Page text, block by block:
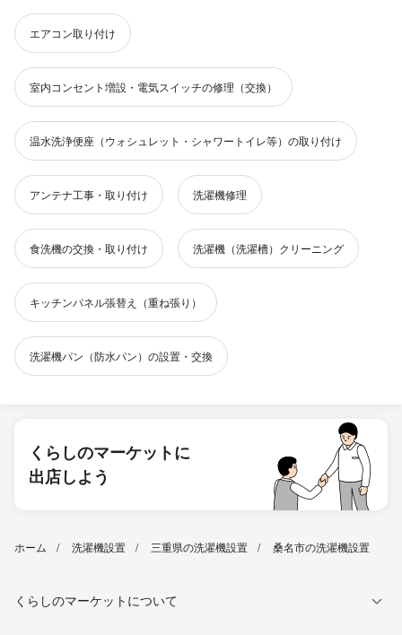
エアコン取り付け
室内コンセント増設・電気スイッチの修理（交換）
温水洗浄便座（ウォシュレット・シャワートイレ等）の取り付け
アンテナ工事・取り付け 洗濯機修理
食洗機の交換・取り付け 洗濯機（洗濯槽）クリーニング
キッチンパネル張替え（重ね張り）
洗濯機パン（防水パン）の設置・交換
くらしのマーケットに
出店しよう
ホーム 洗濯機設置 三重県の洗濯機設置 桑名市の洗濯機設置
くらしのマーケットについて